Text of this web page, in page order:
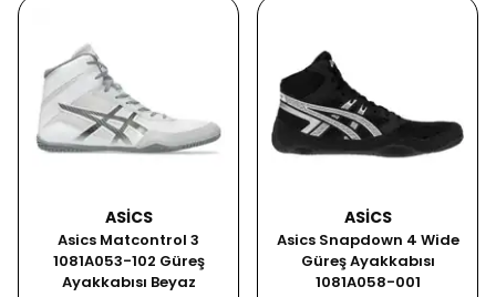
ASICS
Asics Matcontrol 3
1081A053-102 Güreş
Ayakkabısı Beyaz
ASICS
Asics Snapdown 4 Wide
Güreş Ayakkabısı
1081A058-001